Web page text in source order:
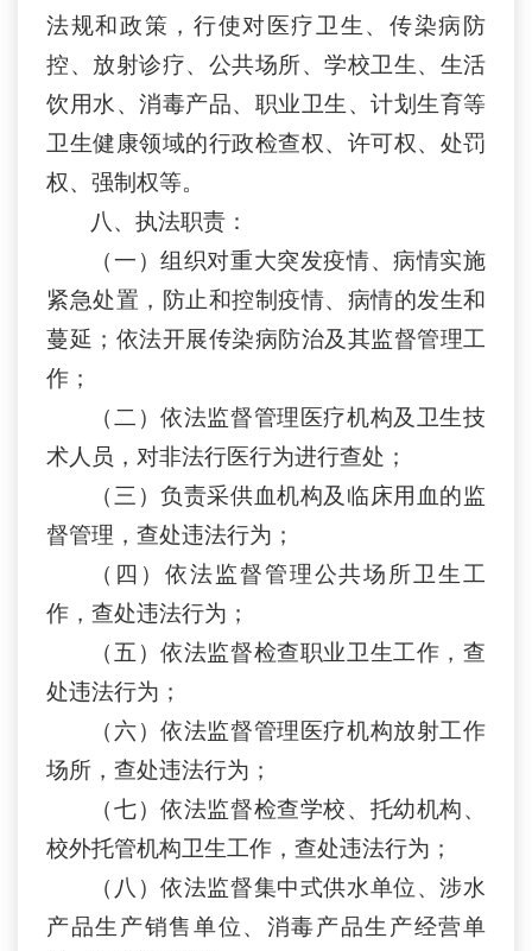
法规和政策，行使对医疗卫生、传染病防
控、放射诊疗、公共场所、学校卫生、生活
饮用水、消毒产品、职业卫生 、 计划生育等
卫生健康领域的行政检查权、许可权、处罚
权、强制权等。
八、执法职责：
（一）组织对重大突发疫情、病情实施
紧急处置，防止和控制疫情、病情的发生和
蔓延；依法开展传染病防治及其监督管理工
作；
（二）依法监督管理医疗机构及卫生技
术人员，对非法行医行为进行查处；
（三）负责采供血机构及临床用血的监
督管理 ，查处违法行为 ；
（四）依法监督管理公共场所卫生工
作 ，查处违法行为 ；
（五）依法监督检查职业卫生工作 ，查
处违法行为 ；
（六）依法监督管理医疗机构放射工作
场所 ，查处违法行为 ；
（七）依法监督检查学校、托幼机构、
校外托管机构卫生工作 ，查处违法行为 ；
（八）依法监督集中式供水单位、涉水
产品生产销售单位、消毒产品生产经营单